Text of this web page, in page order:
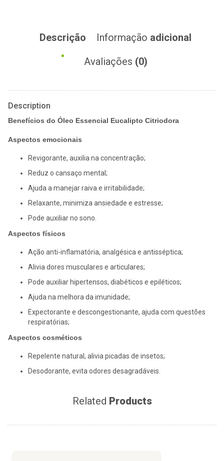
Descrição Informação adicional
Avaliações (0)
Description
Benefícios do Óleo Essencial Eucalipto Citriodora
Aspectos emocionais
Revigorante, auxilia na concentração;
Reduz o cansaço mental;
Ajuda a manejar raiva e irritabilidade;
Relaxante, minimiza ansiedade e estresse;
Pode auxiliar no sono.
Aspectos físicos
Ação anti-inflamatória, analgésica e antisséptica;
Alivia dores musculares e articulares;
Pode auxiliar hipertensos, diabéticos e epiléticos;
Ajuda na melhora da imunidade;
Expectorante e descongestionante, ajuda com questões
respiratórias;
Aspectos cosméticos
Repelente natural, alivia picadas de insetos;
Desodorante, evita odores desagradáveis.
Related Products